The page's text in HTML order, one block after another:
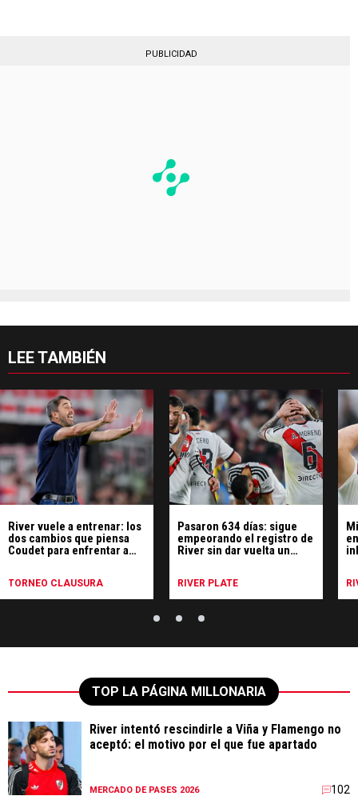
PUBLICIDAD
LEE TAMBIÉN
River vuele a entrenar: los
dos cambios que piensa
Coudet para enfrentar a
TORNEO CLAUSURA
Pasaron 634 días: sigue
empeorando el registro de
River sin dar vuelta un
RIVER PLATE
TOP LA PÁGINA MILLONARIA
River intentó rescindirle a Viña y Flamengo no
aceptó: el motivo por el que fue apartado
MERCADO DE PASES 2026 102